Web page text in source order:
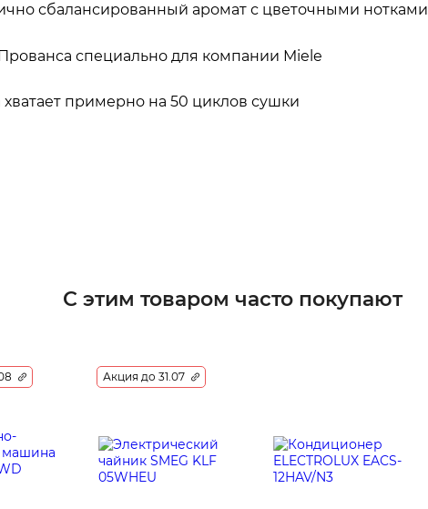
сбалансированный аромат с цветочными нотками
специально для компании Miele
примерно на 50 циклов сушки
С этим товаром часто покупают
Акция до 31.07